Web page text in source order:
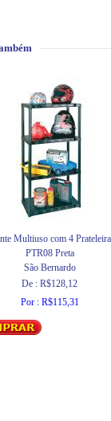
Multiuso com 4
PTR08 Preta
São Bernardo
De : R$128,12
Por : R$115,31